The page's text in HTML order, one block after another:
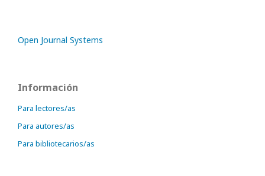
Open Journal Systems
Información
Para lectores/as
Para autores/as
Para bibliotecarios/as